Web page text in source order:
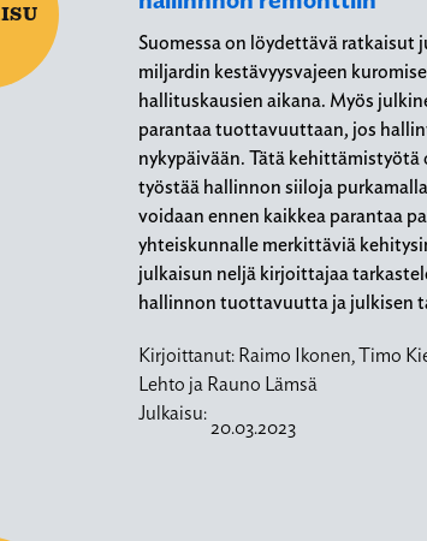
Suomessa on löydettävä ratkaisut
miljardin kestävyysvajeen
hallituskausien aikana. Myös
parantaa tuottavuuttaan, jos
nykypäivään. Tätä
työstää hallinnon siiloja
voidaan ennen kaikkea parantaa
yhteiskunnalle merkittäviä
julkaisun neljä kirjoittajaa
hallinnon tuottavuutta ja julkisen
Kirjoittanut: Raimo Ikonen, Timo
Lehto ja Rauno Lämsä
Julkaisu:
20.03.2023